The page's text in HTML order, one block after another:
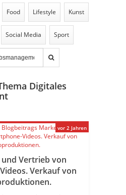
Food Lifestyle Kunst
Social Media Sport
Digitales
Vertrieb von
Verkauf von
vor 2 Jahren